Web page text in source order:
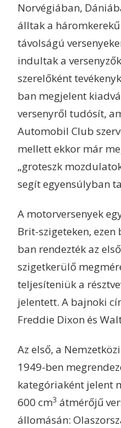
Norvégiában,
álltak a
távolságú
indultak a
szerelőként
ban megjelent
versenyről tudósít,
Automobil Club
mellett ekkor már
„groteszk
segít egyensúlyban
A motorversenyek
Brit-szigeteken,
ban rendezték az
szigetkerülő
teljesíteniük a
jelentett. A bajnoki
Freddie Dixon és
Az első, a
1949-ben
kategóriaként jelent
600 cm3 átmérőjű
állomásán: